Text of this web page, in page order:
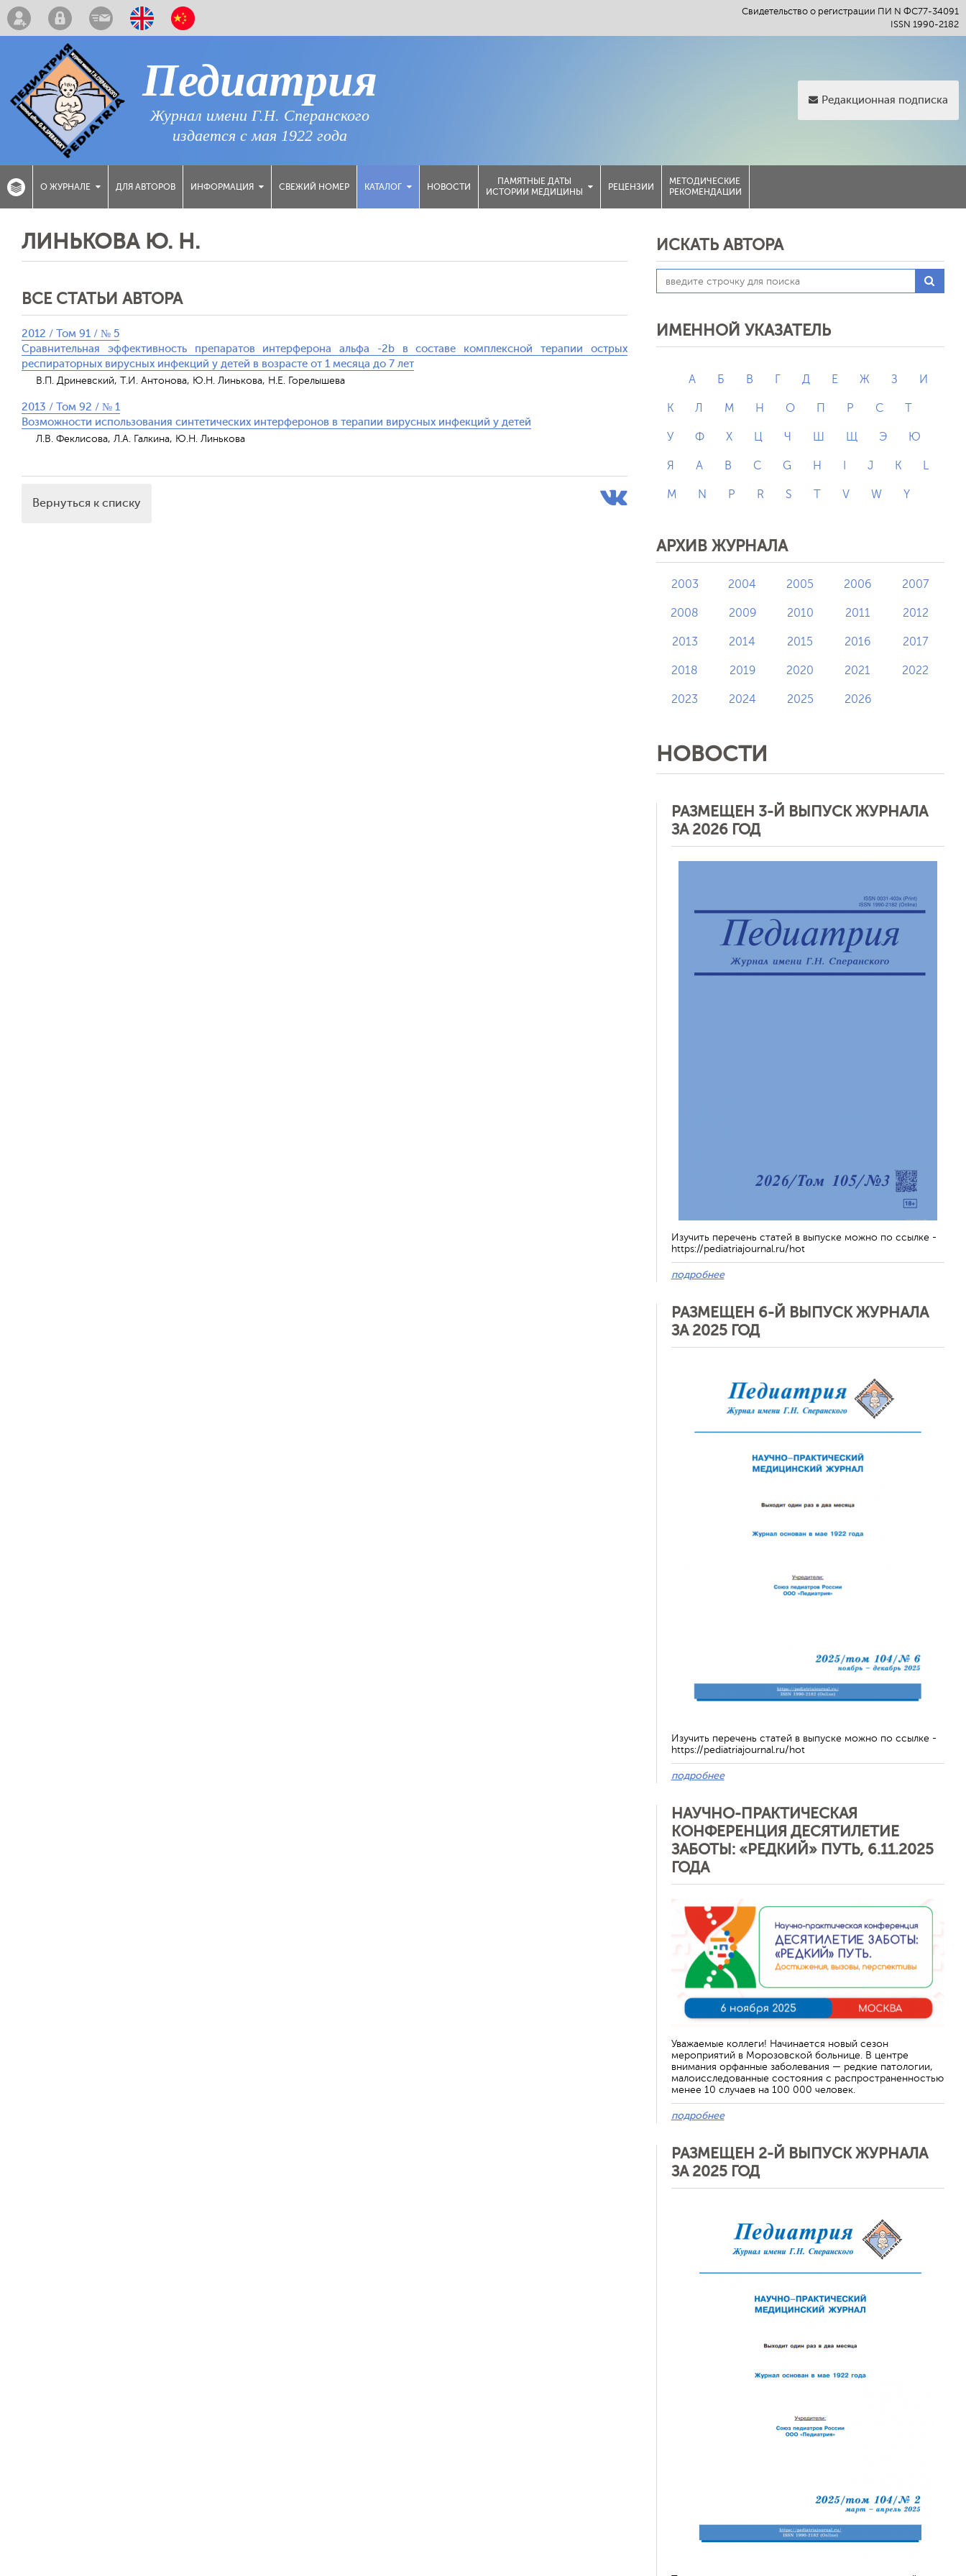
Свидетельство о регистрации ПИ N ФС77-34091
ISSN 1990-2182
Педиатрия
Журнал имени Г.Н. Сперанского
издается с мая 1922 года
Редакционная подписка
О ЖУРНАЛЕ ДЛЯ АВТОРОВ ИНФОРМАЦИЯ СВЕЖИЙ НОМЕР КАТАЛОГ НОВОСТИ
ПАМЯТНЫЕ ДАТЫ
ИСТОРИИ МЕДИЦИНЫ
РЕЦЕНЗИИ
МЕТОДИЧЕСКИЕ
РЕКОМЕНДАЦИИ
ЛИНЬКОВА Ю. Н.
ВСЕ СТАТЬИ АВТОРА
2012 / Том 91 / № 5
Сравнительная эффективность препаратов интерферона альфа -2b в составе комплексной терапии острых
респираторных вирусных инфекций у детей в возрасте от 1 месяца до 7 лет
В.П. Дриневский, Т.И. Антонова, Ю.Н. Линькова, Н.Е. Горелышева
2013 / Том 92 / № 1
Возможности использования синтетических интерферонов в терапии вирусных инфекций у детей
Л.В. Феклисова, Л.А. Галкина, Ю.Н. Линькова
Вернуться к списку
ИСКАТЬ АВТОРА
ИМЕННОЙ УКАЗАТЕЛЬ
А Б В Г Д Е Ж З И
К Л М Н О П Р С Т
У Ф Х Ц Ч Ш Щ Э Ю
Я A B C G H J K L
M N P R S T V W Y
АРХИВ ЖУРНАЛА
2003 2004 2005 2006 2007
2008 2009 2010 2011 2012
2013 2014 2015 2016 2017
2018 2019 2020 2021 2022
2023 2024 2025 2026
НОВОСТИ
РАЗМЕЩЕН 3-Й ВЫПУСК ЖУРНАЛА
ЗА 2026 ГОД
Изучить перечень статей в выпуске можно по ссылке -
https://pediatriajournal.ru/hot
подробнее
РАЗМЕЩЕН 6-Й ВЫПУСК ЖУРНАЛА
ЗА 2025 ГОД
Изучить перечень статей в выпуске можно по ссылке -
https://pediatriajournal.ru/hot
подробнее
НАУЧНО-ПРАКТИЧЕСКАЯ
КОНФЕРЕНЦИЯ ДЕСЯТИЛЕТИЕ
ЗАБОТЫ: «РЕДКИЙ» ПУТЬ, 6.11.2025
ГОДА
Уважаемые коллеги! Начинается новый сезон
мероприятий в Морозовской больнице. В центре
внимания орфанные заболевания — редкие патологии,
малоисследованные состояния с распространенностью
менее 10 случаев на 100 000 человек.
подробнее
РАЗМЕЩЕН 2-Й ВЫПУСК ЖУРНАЛА
ЗА 2025 ГОД
Отменить